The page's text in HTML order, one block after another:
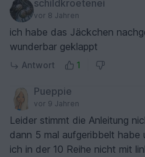
schildkroetenei
vor 8 Jahren
ich habe das Jäckchen
wunderbar geklappt
Antwort 1
Pueppie
vor 9 Jahren
Leider stimmt die Anleitung
dann 5 mal aufgeribbelt
ich in der 10 Reihe nicht mit